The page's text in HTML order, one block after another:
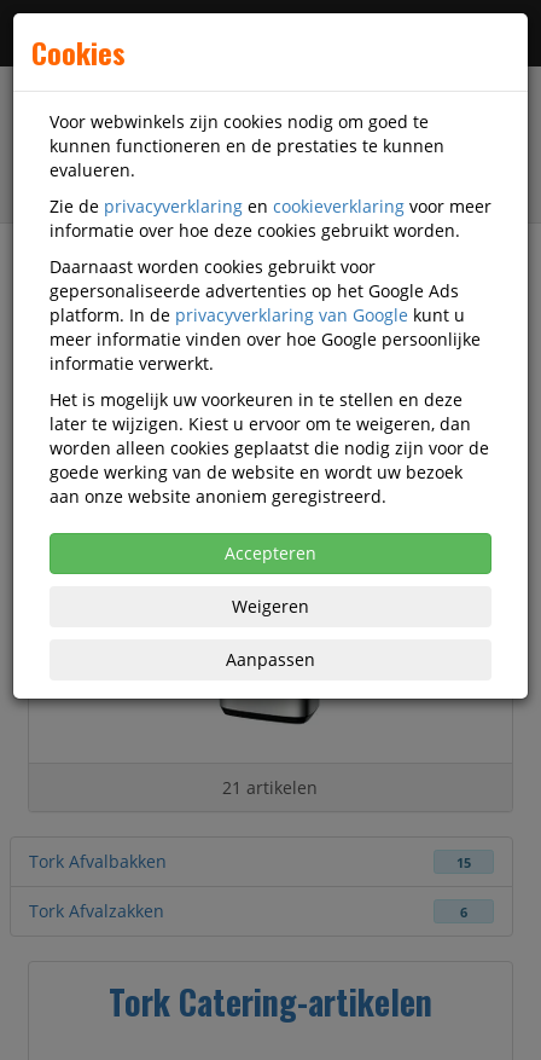
Alle categorieën
Merken Tork
Tork
Tork Afvalartikelen
21 artikelen
Tork Afvalbakken 15
Tork Afvalzakken 6
Tork Catering-artikelen
Cookies
Voor webwinkels zijn cookies nodig om goed te
kunnen functioneren en de prestaties te kunnen
evalueren.
Zie de privacyverklaring en cookieverklaring voor meer
informatie over hoe deze cookies gebruikt worden.
Daarnaast worden cookies gebruikt voor
gepersonaliseerde advertenties op het Google Ads
platform. In de privacyverklaring van Google kunt u
meer informatie vinden over hoe Google persoonlijke
informatie verwerkt.
Het is mogelijk uw voorkeuren in te stellen en deze
later te wijzigen. Kiest u ervoor om te weigeren, dan
worden alleen cookies geplaatst die nodig zijn voor de
goede werking van de website en wordt uw bezoek
aan onze website anoniem geregistreerd.
Accepteren
Weigeren
Aanpassen